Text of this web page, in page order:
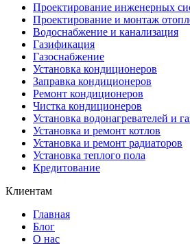
Проектирование инженерных
Проектирование и монтаж
Водоснабжение и канализация
Газификация
Газоснабжение
Установка кондиционеров
Заправка кондиционеров
Ремонт кондиционеров
Чистка кондиционеров
Установка водонагревателей и
Установка и ремонт котлов
Установка и ремонт радиаторов
Установка теплого пола
Кредитование
Клиентам
Главная
Блог
О нас